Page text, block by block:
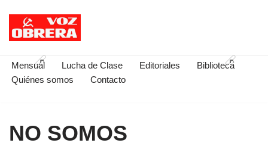
Saltar
contenido
Mensual Lucha de Clase Editoriales
Biblioteca
Quiénes somos
Contacto
NO SOMOS